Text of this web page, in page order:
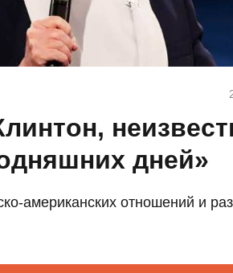
дней»
американских отношений и